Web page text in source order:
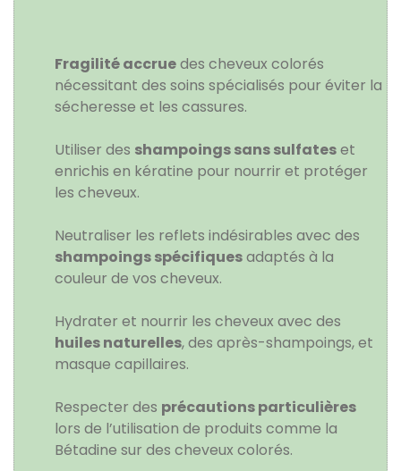
Fragilité accruedes cheveux colorés
nécessitant des soins spécialisés pour éviter la
sécheresse et les cassures.
Utiliser des shampoings sans sulfateset
enrichis en kératine pour nourrir et protéger
les cheveux.
Neutraliser les reflets indésirables avec des
shampoings spécifiquesadaptés à la
couleur de vos cheveux.
Hydrater et nourrir les cheveux avec des
huiles naturelles, des après-shampoings, et
masque capillaires.
Respecter des précautions particulières
lors de l’utilisation de produits comme la
Bétadine sur des cheveux colorés.